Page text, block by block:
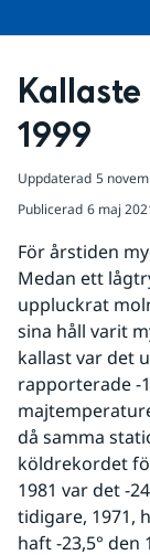
1999
Uppdaterad 5
Publicerad 6 maj
För årstiden
Medan ett
uppluckrat
sina håll varit
kallast var det
rapporterade -
då samma
köldrekordet
1981 var det -
tidigare, 1971,
haft -23,5° den